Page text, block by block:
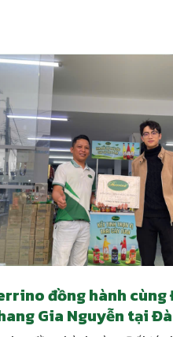
đồng hành
Gia Nguyễn tại